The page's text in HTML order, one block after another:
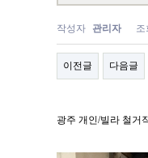
작성자 관리자 조
이전글 다음글
광주 개인/빌라 철거